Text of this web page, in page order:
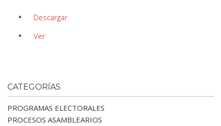
Descargar
Ver
CATEGORÍAS
PROGRAMAS ELECTORALES
PROCESOS ASAMBLEARIOS